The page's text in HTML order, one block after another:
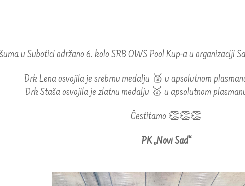
u Subotici održano 6. kolo SRB OWS Pool Kup-a u organizaciji
Drk Lena osvojila je srebrnu medalju 🥈 u apsolutnom
Drk Staša osvojila je zlatnu medalju 🥇 u apsolutnom
Čestitamo 👏👏👏
PK „Novi Sad“